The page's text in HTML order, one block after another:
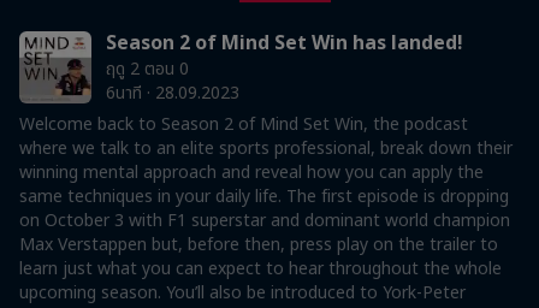
Season 2 of Mind Set Win has landed!
ฤดู 2 ตอน 0
6นาที · 28.09.2023
Welcome back to Season 2 of Mind Set Win, the podcast
where we talk to an elite sports professional, break down their
winning mental approach and reveal how you can apply the
same techniques in your daily life. The first episode is dropping
on October 3 with F1 superstar and dominant world champion
Max Verstappen but, before then, press play on the trailer to
learn just what you can expect to hear throughout the whole
upcoming season. You’ll also be introduced to York-Peter